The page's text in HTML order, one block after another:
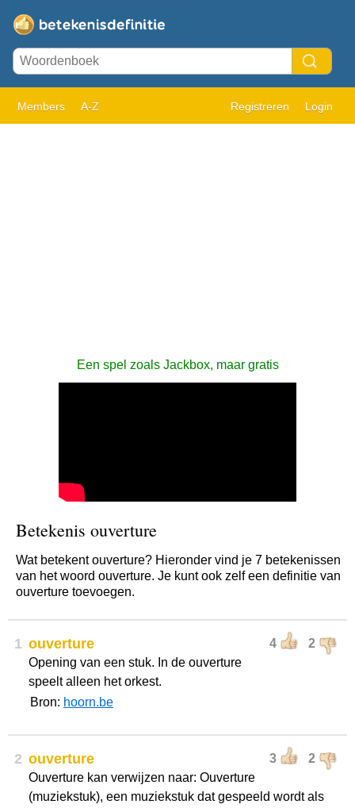
Members A-Z Registreren Login
Een spel zoals Jackbox, maar gratis
Betekenis ouverture
Wat betekent ouverture? Hieronder vind je 7 betekenissen
van het woord ouverture. Je kunt ook zelf een definitie van
ouverture toevoegen.
1 4 2
ouverture
Opening van een stuk. In de ouverture
speelt alleen het orkest.
Bron: hoorn.be
2 3 2
ouverture
Ouverture kan verwijzen naar: Ouverture
(muziekstuk), een muziekstuk dat gespeeld wordt als